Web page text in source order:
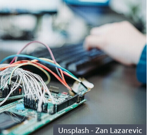
Unsplash - Zan Lazarevic